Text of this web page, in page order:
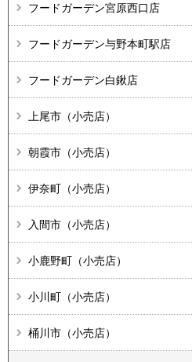
フードガーデン宮原西口店
フードガーデン与野本町駅店
フードガーデン白鍬店
上尾市（小売店）
朝霞市（小売店）
伊奈町（小売店）
入間市（小売店）
小鹿野町（小売店）
小川町（小売店）
桶川市（小売店）